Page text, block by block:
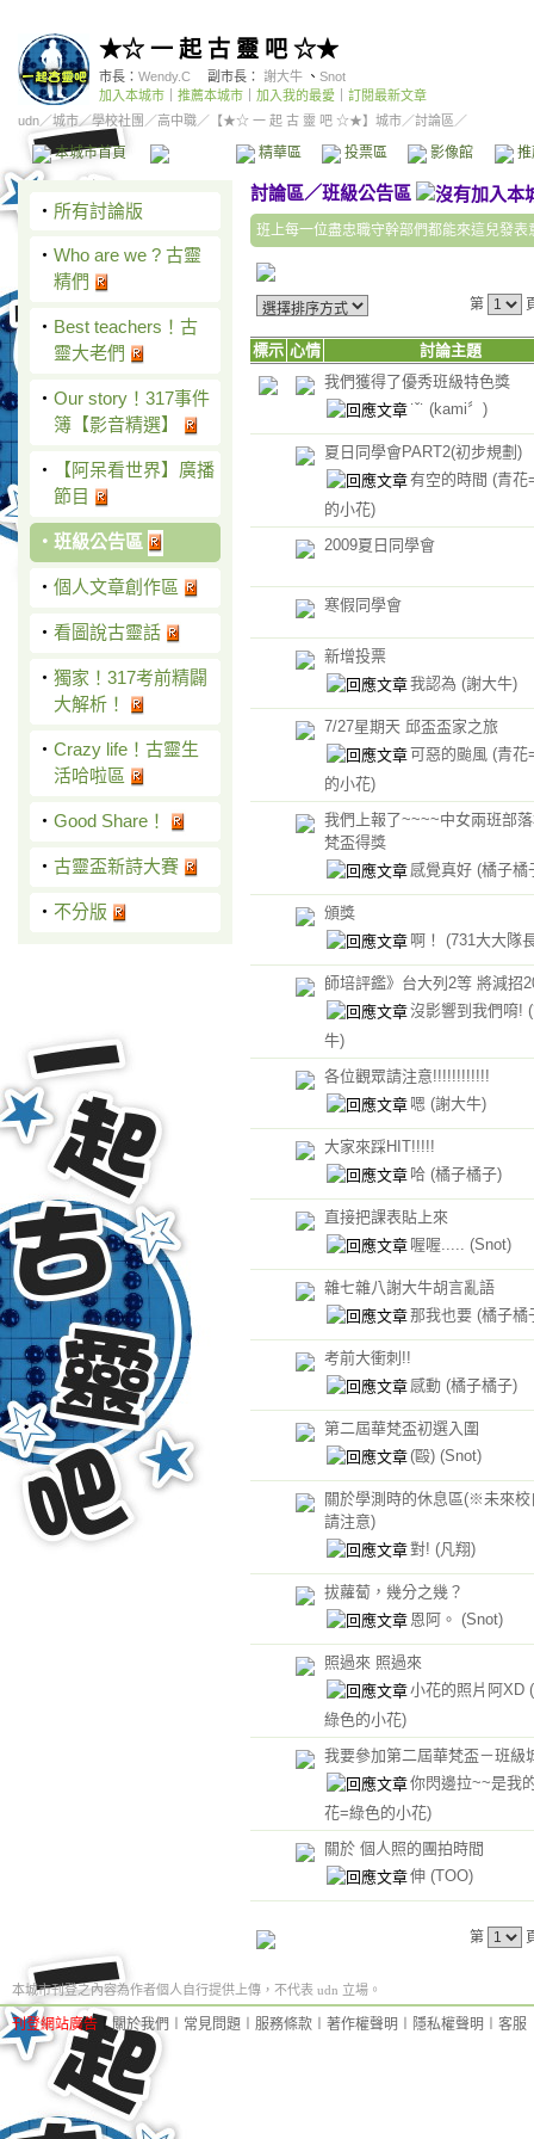
★☆ 一 起 古 靈 吧 ☆★
市長： Wendy.C 副市長： 謝大牛 、 Snot
加入本城市
推薦本城市 加入我的最愛
訂閱最新文章
udn／城市／學校社團 ／高中職／ 【★☆ 一 起 古 靈 吧 ☆★】城市／討論區／
本城市首頁 精華區 投票區 影像館
‧ 所有討論版
‧ Who are we ? 古靈
精們
‧ Best teachers！古
靈大老們
‧ Our story！317事件
簿【影音精選】
‧
【阿呆看世界】廣播
節目
‧ 班級公告區
‧ 個人文章創作區
‧ 看圖說古靈話
‧ 獨家！317考前精闢
大解析！
‧ Crazy life！古靈生
活哈啦區
‧ Good Share！
‧ 古靈盃新詩大賽
‧ 不分版
討論區／班級公告區
班上每一位盡忠職守幹部們都能來這兒發表
第
標示 心情
討論主題
我們獲得了優秀班級特色獎
˙ˇ˙ (kami〞)
夏日同學會PART2(初步規劃)
有空的時間 (青花
的小花)
2009夏日同學會
寒假同學會
新增投票
我認為 (謝大牛)
7/27星期天 邱盃盃家之旅
可惡的颱風 (青花
的小花)
我們上報了~~~~中女兩班部
梵盃得獎
感覺真好 (橘子橘
頒獎
啊！ (731大大隊
師培評鑑》台大列2等 將減招
沒影響到我們唷!
牛)
各位觀眾請注意!!!!!!!!!!!!
嗯 (謝大牛)
大家來踩HIT!!!!!
哈 (橘子橘子)
直接把課表貼上來
喔喔..... (Snot)
雜七雜八謝大牛胡言亂語
那我也要 (橘子橘
考前大衝刺!!
感動 (橘子橘子)
第二屆華梵盃初選入圍
(毆) (Snot)
關於學測時的休息區(※未來校
請注意)
對! (凡翔)
拔蘿蔔，幾分之幾？
恩阿。 (Snot)
照過來 照過來
小花的照片阿XD
綠色的小花)
我要參加第二屆華梵盃－班級
你閃邊拉~~是我
花=綠色的小花)
關於 個人照的團拍時間
伸 (TOO)
第
本城市刊登之內容為作者個人自行提供上傳，不代表 udn 立場。
刊登網站廣告 ︱關於我們 常見問題 服務條款 著作權聲明 隱私權聲明 客服